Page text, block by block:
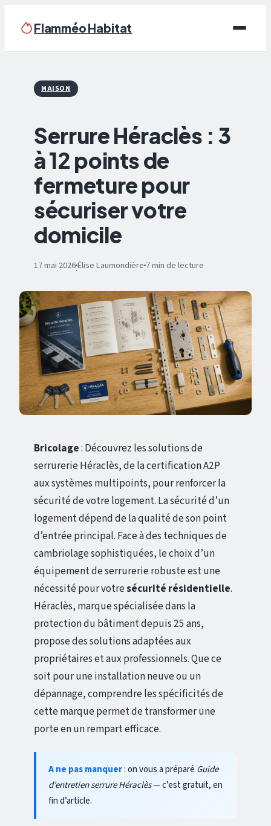
Flamméo Habitat
Écologie & Énergie
Bricolage
Immobilier
Déco
MAISON
Serrure Héraclès : 3
à 12 points de
fermeture pour
sécuriser votre
domicile
17 mai 2026·Élise Laumondière·7 min de lecture
Bricolage: Découvrez les solutions de
serrurerie Héraclès, de la certification A2P
aux systèmes multipoints, pour renforcer la
sécurité de votre logement. La sécurité d’un
logement dépend de la qualité de son point
d’entrée principal. Face à des techniques de
cambriolage sophistiquées, le choix d’un
équipement de serrurerie robuste est une
nécessité pour votresécurité résidentielle.
Héraclès, marque spécialisée dans la
protection du bâtiment depuis 25 ans,
propose des solutions adaptées aux
propriétaires et aux professionnels. Que ce
soit pour une installation neuve ou un
dépannage, comprendre les spécificités de
cette marque permet de transformer une
porte en un rempart efficace.
A ne pas manquer: on vous a préparé Guide
d’entretien serrure Héraclès— c’est gratuit, en
fin d’article.